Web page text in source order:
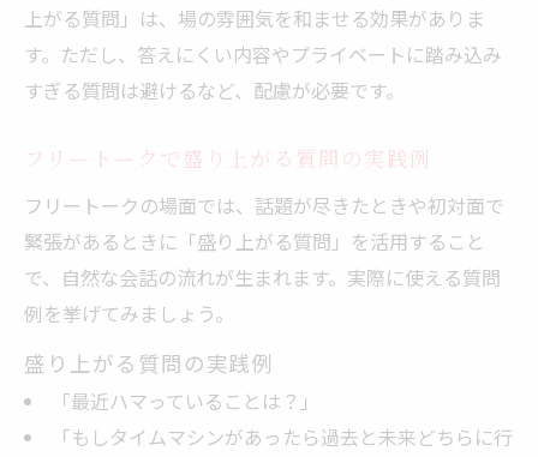
上がる質問」は、場の雰囲気を和ませる効果がありま
す。ただし、答えにくい内容やプライベートに踏み込み
すぎる質問は避けるなど、配慮が必要です。
フリートークで盛り上がる質問の実践例
フリートークの場面では、話題が尽きたときや初対面で
緊張があるときに「盛り上がる質問」を活用すること
で、自然な会話の流れが生まれます。実際に使える質問
例を挙げてみましょう。
盛り上がる質問の実践例
「最近ハマっていることは？」
「もしタイムマシンがあったら過去と未来どちらに行